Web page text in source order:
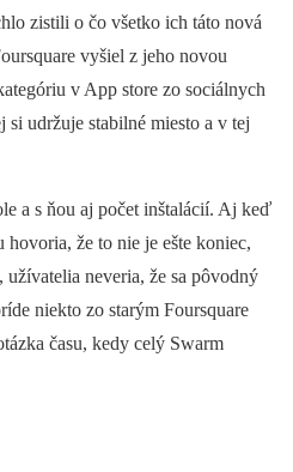
zistili o čo všetko ich táto nová
vyšiel z jeho novou
v App store zo sociálnych
si udržuje stabilné miesto a v tej
a s ňou aj počet inštalácií. Aj keď
že to nie je ešte koniec,
užívatelia neveria, že sa pôvodný
niekto zo starým Foursquare
času, kedy celý Swarm